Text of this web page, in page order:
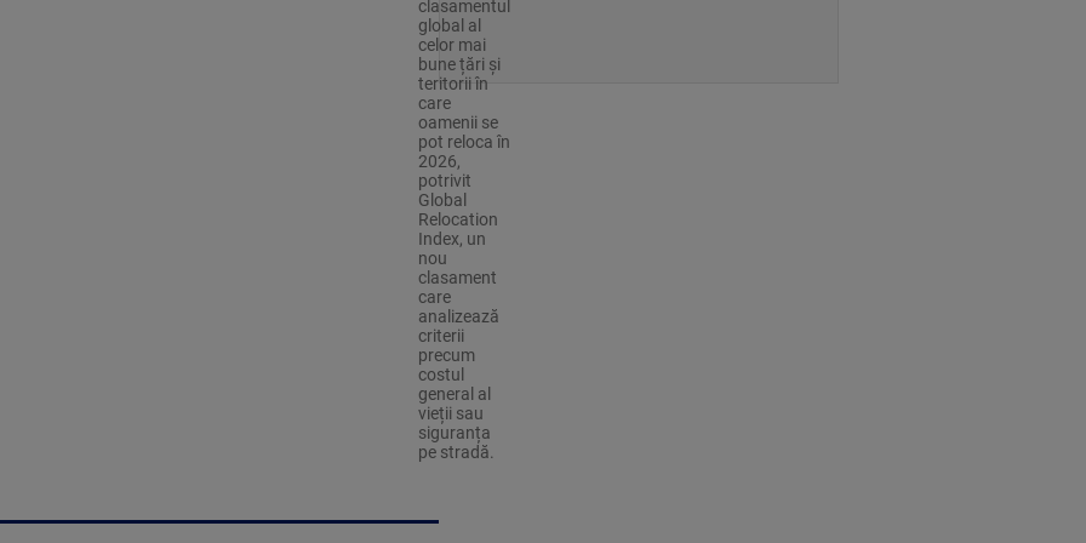
clasamentul
global al
celor mai
bune țări și
teritorii în
care
oamenii se
pot reloca în
2026,
potrivit
Global
Relocation
Index, un
nou
clasament
care
analizează
criterii
precum
costul
general al
vieții sau
siguranța
pe stradă.